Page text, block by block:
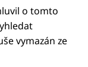
o tomto
vymazán ze